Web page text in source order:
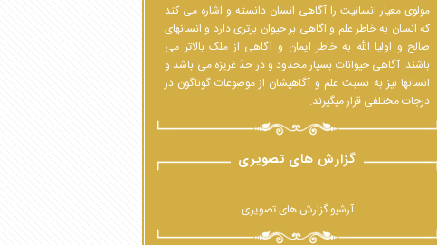
مولوی معیار انسانیت را آگاهی انسان دانسته و اشاره می کند
که انسان به خاطر علم و اگاهی بر حیوان برتری دارد و انسانهای
صالح و اولیا الله به خاطر ایمان و آگاهی از ملک بالاتر می
باشند. آگاهی حیوانات بسیار محدود و در حدّ غریزه می باشد و
انسانها نیز به نسبت علم و آگاهیشان از موضوعات گوناگون در
درجات مختلفی قرار میگیرند.
گزارش های تصویری
آرشیو گزارش های تصویری